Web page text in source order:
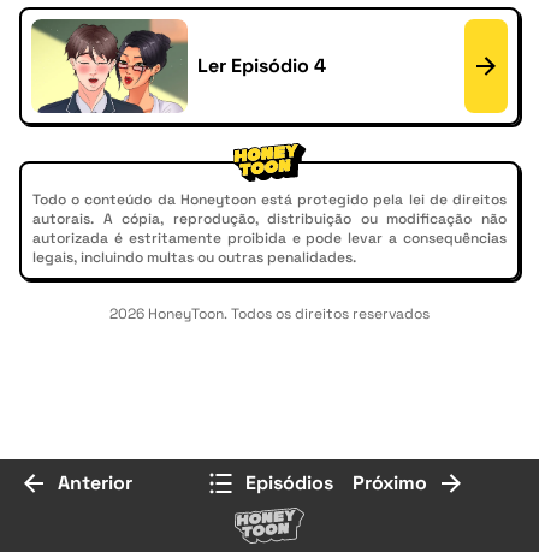
Ler Episódio 4
Todo o conteúdo da Honeytoon está protegido pela lei de direitos
autorais. A cópia, reprodução, distribuição ou modificação não
autorizada é estritamente proibida e pode levar a consequências
legais, incluindo multas ou outras penalidades.
2026 HoneyToon. Todos os direitos reservados
Anterior Episódios Próximo